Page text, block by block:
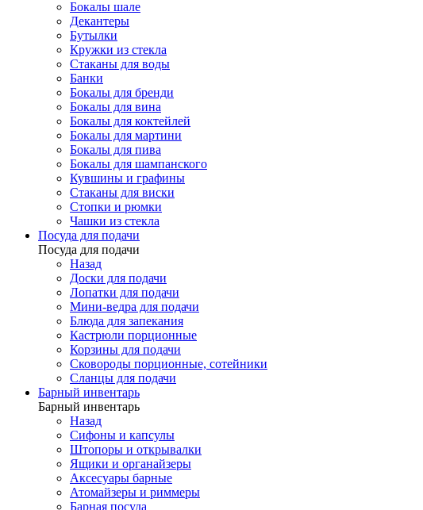
Бокалы шале
Декантеры
Бутылки
Кружки из стекла
Стаканы для воды
Банки
Бокалы для бренди
Бокалы для вина
Бокалы для коктейлей
Бокалы для мартини
Бокалы для пива
Бокалы для шампанского
Кувшины и графины
Стаканы для виски
Стопки и рюмки
Чашки из стекла
Посуда для подачи
Посуда для подачи
Назад
Доски для подачи
Лопатки для подачи
Мини-ведра для подачи
Блюда для запекания
Кастрюли порционные
Корзины для подачи
Сковороды порционные, сотейники
Сланцы для подачи
Барный инвентарь
Барный инвентарь
Назад
Сифоны и капсулы
Штопоры и открывалки
Ящики и органайзеры
Аксесуары барные
Атомайзеры и риммеры
Барная посуда